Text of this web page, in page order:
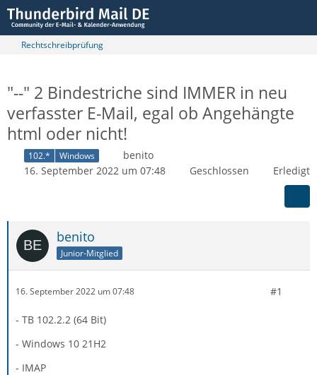
Rechtschreibprüfung
"--" 2 Bindestriche sind IMMER in neu
verfasster E-Mail, egal ob Angehängte
html oder nicht!
102.* Windows
benito
16. September 2022 um 07:48
Geschlossen Erledigt
benito
Junior-Mitglied
16. September 2022 um 07:48 #1
- TB 102.2.2 (64 Bit)
- Windows 10 21H2
- IMAP